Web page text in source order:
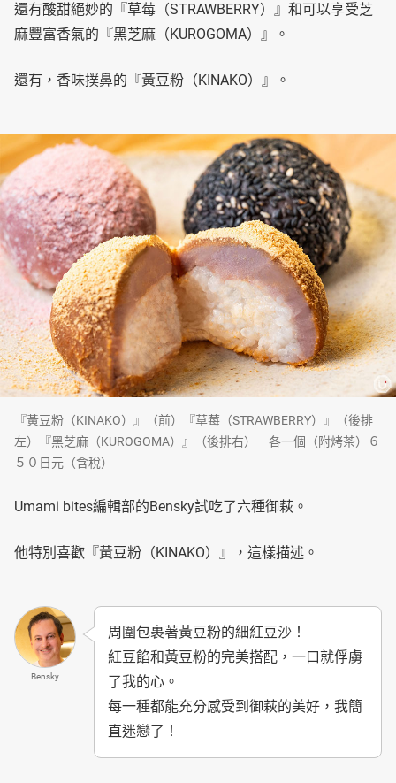
還有酸甜絕妙的『草莓（STRAWBERRY）』和可以享受芝
麻豐富香氣的『黑芝麻（KUROGOMA）』。
還有，香味撲鼻的『黃豆粉（KINAKO）』。
『黃豆粉（KINAKO）』（前）『草莓（STRAWBERRY）』（後排
左）『黑芝麻（KUROGOMA）』（後排右） 各一個（附烤茶）６
５０日元（含稅）
Umami bites編輯部的Bensky試吃了六種御萩。
他特別喜歡『黃豆粉（KINAKO）』，這樣描述。
Bensky
周圍包裹著黃豆粉的細紅豆沙！
紅豆餡和黃豆粉的完美搭配，一口就俘虜
了我的心。
每一種都能充分感受到御萩的美好，我簡
直迷戀了！